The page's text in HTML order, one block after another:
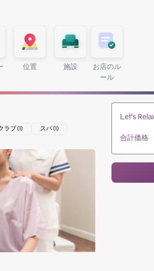
位置 施設 お店のル
ール
ラブ (1) スパ (1)
Let's
合計価格